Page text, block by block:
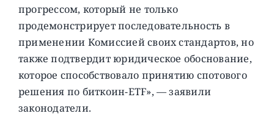
прогрессом, который не только
продемонстрирует последовательность в
применении Комиссией своих стандартов, но
также подтвердит юридическое обоснование,
которое способствовало принятию спотового
решения по биткоин-ETF», — заявили
законодатели.